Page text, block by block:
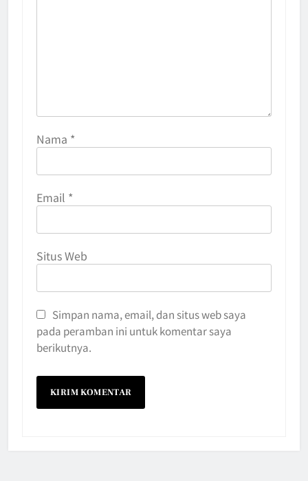
Nama *
Email *
Situs Web
Simpan nama, email, dan situs web saya
pada peramban ini untuk komentar saya
berikutnya.